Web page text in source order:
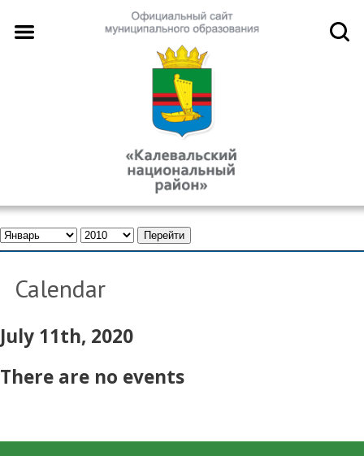
Calendar
July 11th, 2020
There are no events